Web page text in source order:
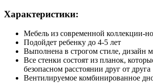
Характеристики:
Мебель из современной коллекции-
Подойдет ребенку до 4-5 лет
Выполнена в строгом стиле, дизайн
Все стенки состоят из планок,
безопасном расстоянии друг от друга
Вентилируемое комбинированное